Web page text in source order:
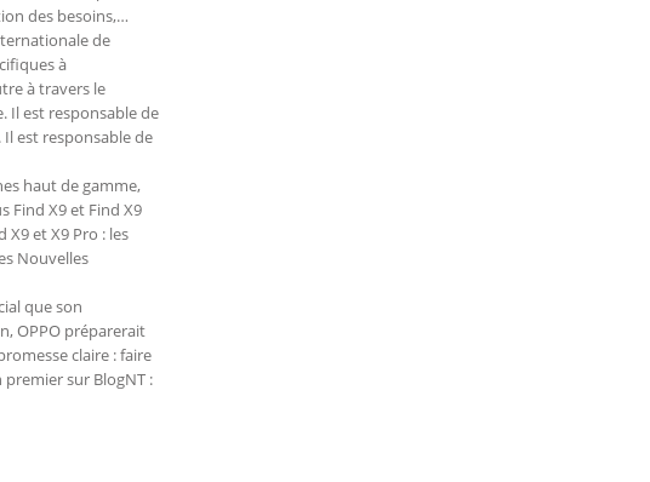
des besoins,…
de
à
à travers le
Il est responsable de
est responsable de
haut de gamme,
Find X9 et Find X9
X9 et X9 Pro : les
Nouvelles
que son
OPPO préparerait
claire : faire
sur BlogNT :